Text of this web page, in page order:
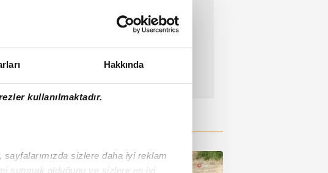
Hakkında
kullanılmaktadır.
sizlere daha iyi reklam
sunmak olduğunu ve sizlere en iyi